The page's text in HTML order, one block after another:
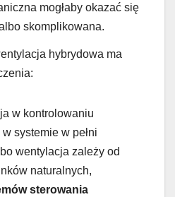
mogłaby okazać się
skomplikowana.
hybrydowa ma
w kontrolowaniu
systemie w pełni
wentylacja zależy od
naturalnych,
sterowania